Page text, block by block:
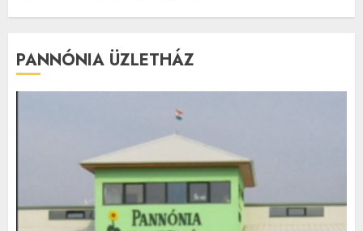
PANNÓNIA ÜZLETHÁZ